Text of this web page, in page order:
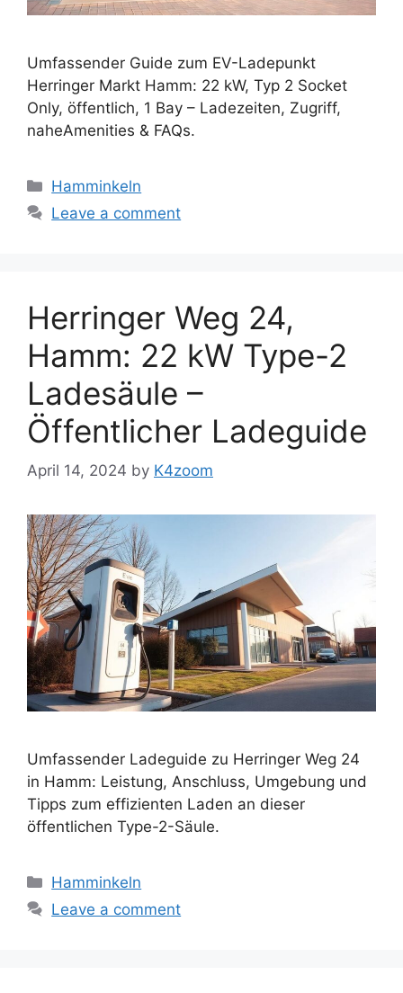
Umfassender Guide zum EV-Ladepunkt
Herringer Markt Hamm: 22 kW, Typ 2 Socket
Only, öffentlich, 1 Bay – Ladezeiten, Zugriff,
naheAmenities & FAQs.
Categories
Hamminkeln
Leave a comment
Herringer Weg 24,
Hamm: 22 kW Type-2
Ladesäule –
Öffentlicher Ladeguide
April 14, 2024 by K4zoom
Umfassender Ladeguide zu Herringer Weg 24
in Hamm: Leistung, Anschluss, Umgebung und
Tipps zum effizienten Laden an dieser
öffentlichen Type-2-Säule.
Categories
Hamminkeln
Leave a comment